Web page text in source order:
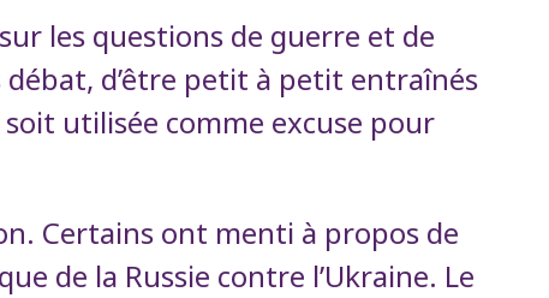
les questions de guerre et de
d’être petit à petit entraînés
utilisée comme excuse pour
Certains ont menti à propos de
de la Russie contre l’Ukraine. Le